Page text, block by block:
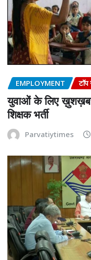
EMPLOYMENT
युवाओं के लिए
शिक्षक भर्ती
Parvatiytimes